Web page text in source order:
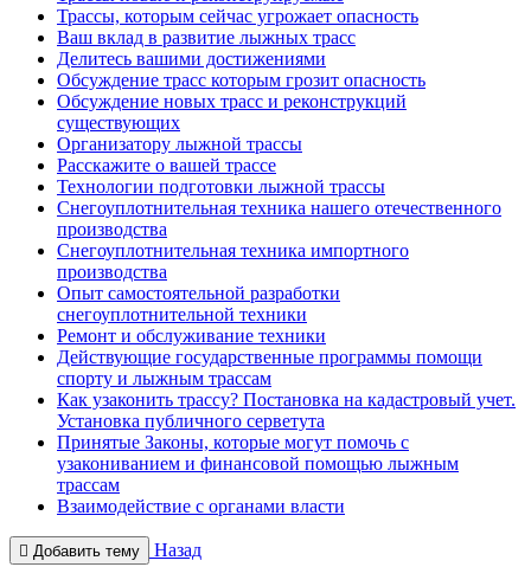
Трассы, которым сейчас угрожает опасность
Ваш вклад в развитие лыжных трасс
Делитесь вашими достижениями
Обсуждение трасс которым грозит опасность
Обсуждение новых трасс и реконструкций
существующих
Организатору лыжной трассы
Расскажите о вашей трассе
Технологии подготовки лыжной трассы
Снегоуплотнительная техника нашего отечественного
производства
Снегоуплотнительная техника импортного
производства
Опыт самостоятельной разработки
снегоуплотнительной техники
Ремонт и обслуживание техники
Действующие государственные программы помощи
спорту и лыжным трассам
Как узаконить трассу? Постановка на кадастровый учет.
Установка публичного серветута
Принятые Законы, которые могут помочь с
узакониванием и финансовой помощью лыжным
трассам
Взаимодействие с органами власти
Добавить тему
Назад